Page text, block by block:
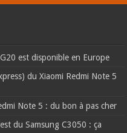
est disponible en Europe
du Xiaomi Redmi Note 5
Note 5 : du bon à pas cher
du Samsung C3050 : ça